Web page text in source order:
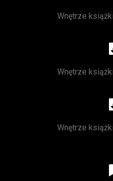
Wnętrze
Wnętrze
Wnętrze